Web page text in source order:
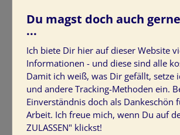
auszudrücken.
Ich verstehe gar nicht, weshalb dieses
kurz kommt. Eigentlich sollte es
dass die og. Gestaltungsmöglichkeiten
haben. Immerhin ist das bei der
fast 100 Jahren wissenschaftlich
Liebe Grüße, Andrea
Du magst doch auch
...
Ich biete Dir hier auf dieser Website
Informationen - und diese sind alle
Damit ich weiß, was Dir gefällt, setze
und andere Tracking-Methoden ein.
Einverständnis doch als Dankeschön
Arbeit. Ich freue mich, wenn Du auf
ZULASSEN" klickst!